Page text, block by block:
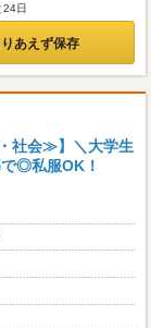
24日
りあえず保存
社会≫】＼大学生
◎私服OK！